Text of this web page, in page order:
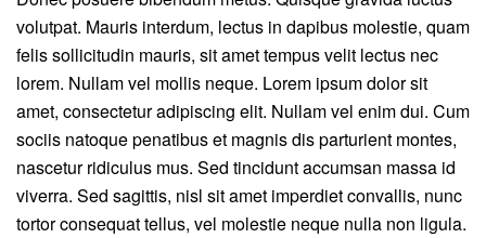
volutpat. Mauris interdum, lectus in dapibus molestie, quam
felis sollicitudin mauris, sit amet tempus velit lectus nec
lorem. Nullam vel mollis neque. Lorem ipsum dolor sit
amet, consectetur adipiscing elit. Nullam vel enim dui. Cum
sociis natoque penatibus et magnis dis parturient montes,
nascetur ridiculus mus. Sed tincidunt accumsan massa id
viverra. Sed sagittis, nisl sit amet imperdiet convallis, nunc
tortor consequat tellus, vel molestie neque nulla non ligula.